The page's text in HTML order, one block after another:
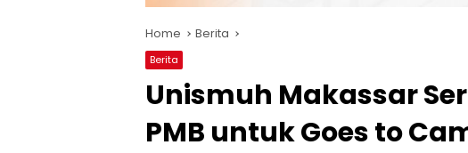
Home Berita
Berita
Unismuh Makassar
PMB untuk Goes to